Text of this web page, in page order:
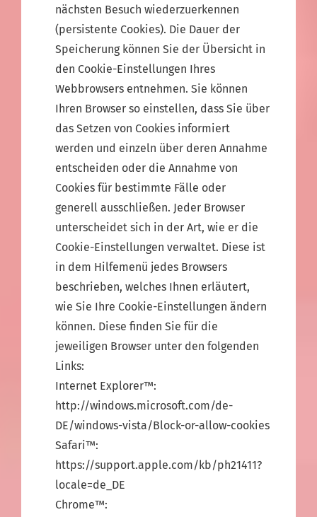
nächsten Besuch wiederzuerkennen
(persistente Cookies). Die Dauer der
Speicherung können Sie der Übersicht in
den Cookie-Einstellungen Ihres
Webbrowsers entnehmen. Sie können
Ihren Browser so einstellen, dass Sie über
das Setzen von Cookies informiert
werden und einzeln über deren Annahme
entscheiden oder die Annahme von
Cookies für bestimmte Fälle oder
generell ausschließen. Jeder Browser
unterscheidet sich in der Art, wie er die
Cookie-Einstellungen verwaltet. Diese ist
in dem Hilfemenü jedes Browsers
beschrieben, welches Ihnen erläutert,
wie Sie Ihre Cookie-Einstellungen ändern
können. Diese finden Sie für die
jeweiligen Browser unter den folgenden
Links:
Internet Explorer™:
http://windows.microsoft.com/de-
DE/windows-vista/Block-or-allow-cookies
Safari™:
https://support.apple.com/kb/ph21411?
locale=de_DE
Chrome™: